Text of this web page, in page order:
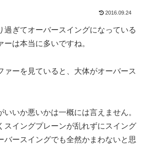
2016.09.24
過ぎてオーバースイングになっている
は本当に多いですね。
ァーを見ていると、大体がオーバース
いいか悪いかは一概には言えません。
スイングプレーンが乱れずにスイング
バースイングでも全然かまわないと思